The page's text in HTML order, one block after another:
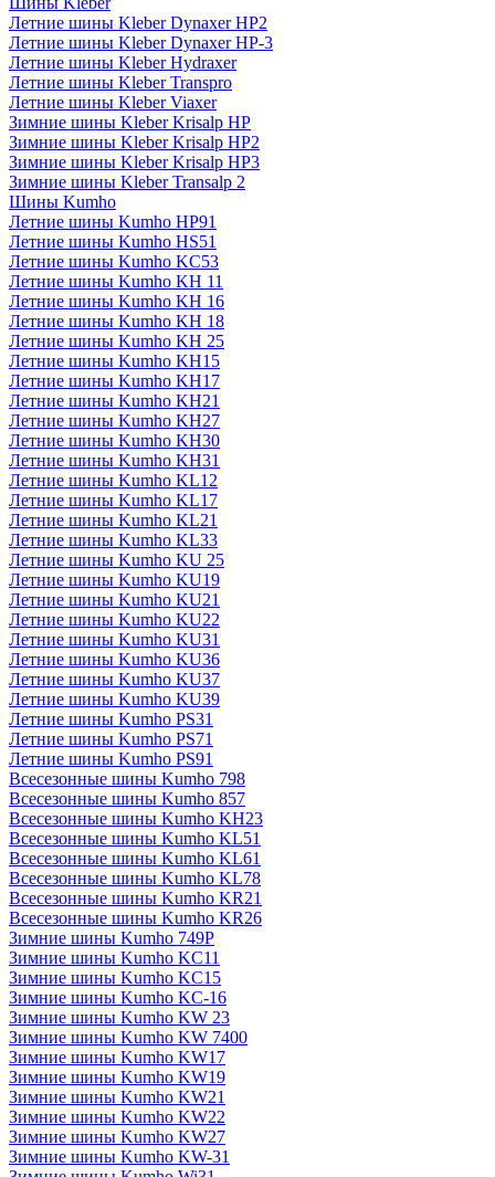
Летние шины Kleber Dynaxer HP2
Летние шины Kleber Dynaxer HP-3
Летние шины Kleber Hydraxer
Летние шины Kleber Transpro
Летние шины Kleber Viaxer
Зимние шины Kleber Krisalp HP
Зимние шины Kleber Krisalp HP2
Зимние шины Kleber Krisalp HP3
Зимние шины Kleber Transalp 2
Шины Kumho
Летние шины Kumho HP91
Летние шины Kumho HS51
Летние шины Kumho KC53
Летние шины Kumho KH 11
Летние шины Kumho KH 16
Летние шины Kumho KH 18
Летние шины Kumho KH 25
Летние шины Kumho KH15
Летние шины Kumho KH17
Летние шины Kumho KH21
Летние шины Kumho KH27
Летние шины Kumho KH30
Летние шины Kumho KH31
Летние шины Kumho KL12
Летние шины Kumho KL17
Летние шины Kumho KL21
Летние шины Kumho KL33
Летние шины Kumho KU 25
Летние шины Kumho KU19
Летние шины Kumho KU21
Летние шины Kumho KU22
Летние шины Kumho KU31
Летние шины Kumho KU36
Летние шины Kumho KU37
Летние шины Kumho KU39
Летние шины Kumho PS31
Летние шины Kumho PS71
Летние шины Kumho PS91
Всесезонные шины Kumho 798
Всесезонные шины Kumho 857
Всесезонные шины Kumho KH23
Всесезонные шины Kumho KL51
Всесезонные шины Kumho KL61
Всесезонные шины Kumho KL78
Всесезонные шины Kumho KR21
Всесезонные шины Kumho KR26
Зимние шины Kumho 749P
Зимние шины Kumho KC11
Зимние шины Kumho KC15
Зимние шины Kumho KC-16
Зимние шины Kumho KW 23
Зимние шины Kumho KW 7400
Зимние шины Kumho KW17
Зимние шины Kumho KW19
Зимние шины Kumho KW21
Зимние шины Kumho KW22
Зимние шины Kumho KW27
Зимние шины Kumho KW-31